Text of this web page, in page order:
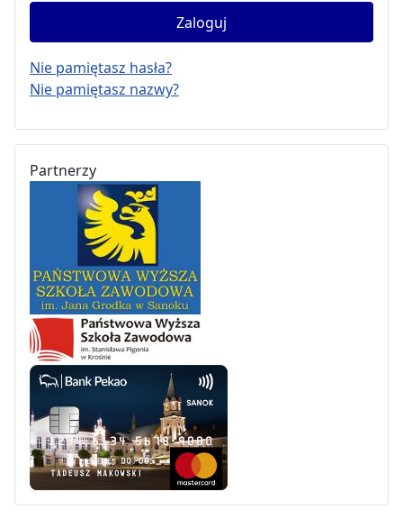
Zaloguj
Nie pamiętasz hasła?
Nie pamiętasz nazwy?
Partnerzy